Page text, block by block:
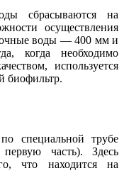
сбрасываются на
осуществления
воды — 400 мм и
когда необходимо
используется
биофильтр.
специальной трубе
часть). Здесь
что находится на